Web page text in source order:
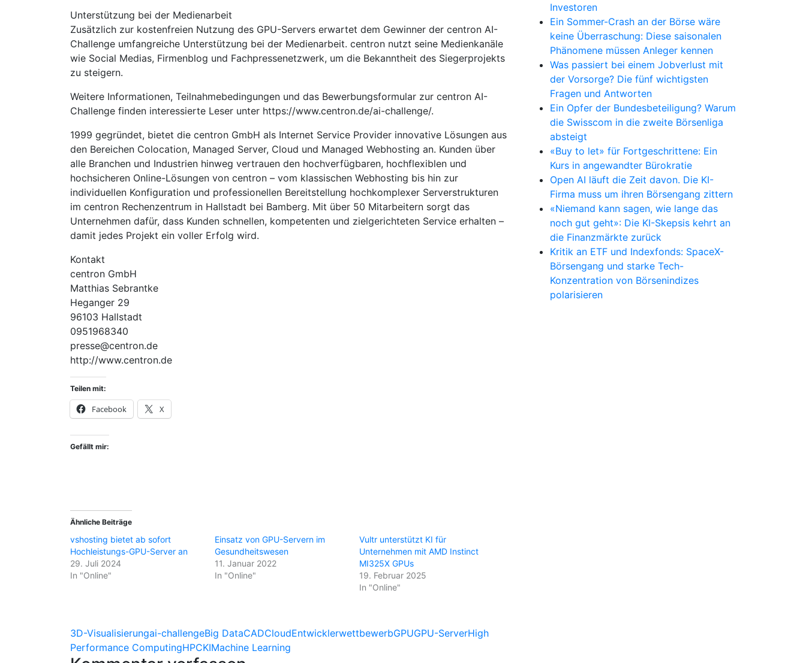
Unterstützung bei der Medienarbeit
Zusätzlich zur kostenfreien Nutzung des GPU-Servers erwartet dem Gewinner der centron AI-
Challenge umfangreiche Unterstützung bei der Medienarbeit. centron nutzt seine Medienkanäle
wie Social Medias, Firmenblog und Fachpressenetzwerk, um die Bekanntheit des Siegerprojekts
zu steigern.
Weitere Informationen, Teilnahmebedingungen und das Bewerbungsformular zur centron AI-
Challenge finden interessierte Leser unter https://www.centron.de/ai-challenge/.
1999 gegründet, bietet die centron GmbH als Internet Service Provider innovative Lösungen aus
den Bereichen Colocation, Managed Server, Cloud und Managed Webhosting an. Kunden über
alle Branchen und Industrien hinweg vertrauen den hochverfügbaren, hochflexiblen und
hochsicheren Online-Lösungen von centron – vom klassischen Webhosting bis hin zur
individuellen Konfiguration und professionellen Bereitstellung hochkomplexer Serverstrukturen
im centron Rechenzentrum in Hallstadt bei Bamberg. Mit über 50 Mitarbeitern sorgt das
Unternehmen dafür, dass Kunden schnellen, kompetenten und zielgerichteten Service erhalten –
damit jedes Projekt ein voller Erfolg wird.
Kontakt
centron GmbH
Matthias Sebrantke
Heganger 29
96103 Hallstadt
0951968340
presse@centron.de
http://www.centron.de
Teilen mit:
Facebook X
Gefällt mir:
Ähnliche Beiträge
vshosting bietet ab sofort
Hochleistungs-GPU-Server an
29. Juli 2024
In "Online"
Einsatz von GPU-Servern im
Gesundheitswesen
11. Januar 2022
In "Online"
Vultr unterstützt KI für
Unternehmen mit AMD Instinct
MI325X GPUs
19. Februar 2025
In "Online"
3D-Visualisierungai-challengeBig DataCADCloudEntwicklerwettbewerbGPUGPU-ServerHigh
Performance ComputingHPCKIMachine Learning
Investoren
Ein Sommer-Crash an der Börse wäre
keine Überraschung: Diese saisonalen
Phänomene müssen Anleger kennen
Was passiert bei einem Jobverlust mit
der Vorsorge? Die fünf wichtigsten
Fragen und Antworten
Ein Opfer der Bundesbeteiligung? Warum
die Swisscom in die zweite Börsenliga
absteigt
«Buy to let» für Fortgeschrittene: Ein
Kurs in angewandter Bürokratie
Open AI läuft die Zeit davon. Die KI-
Firma muss um ihren Börsengang zittern
«Niemand kann sagen, wie lange das
noch gut geht»: Die KI-Skepsis kehrt an
die Finanzmärkte zurück
Kritik an ETF und Indexfonds: SpaceX-
Börsengang und starke Tech-
Konzentration von Börsenindizes
polarisieren